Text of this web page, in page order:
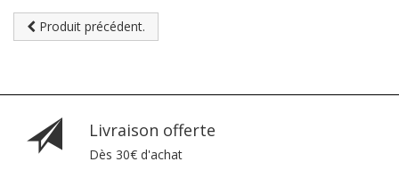
Produit précédent.
Livraison offerte
Dès 30€ d'achat